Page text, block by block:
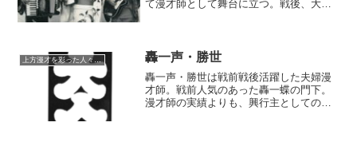
て漫才師として舞台に立つ。戦後、大阪
師に転向。「京山幸城」を襲名した。
轟一声・勝世
轟一声・勝世は戦前戦後活躍した夫婦漫
才師。戦前人気のあった轟一蝶の門下。
漫才師の実績よりも、興行主としての方